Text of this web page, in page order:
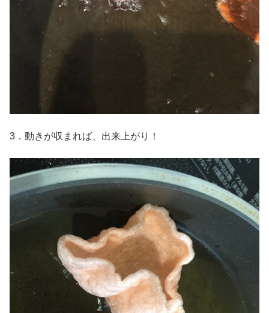
3．動きが収まれば、出来上がり！